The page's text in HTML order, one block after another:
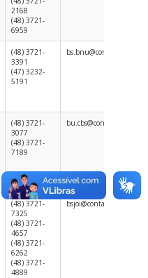
2168
(48) 3721-
6959
(48) 3721-
3391
(47) 3232-
5191
bs.bnu@contato.ufsc.br
(48) 3721-
3077
(48) 3721-
7189
bu.cbs@contato.ufsc.br
(48) 3721-
7325
(48) 3721-
4657
(48) 3721-
6262
(48) 3721-
4889
bsjoi@contato.ufsc.br